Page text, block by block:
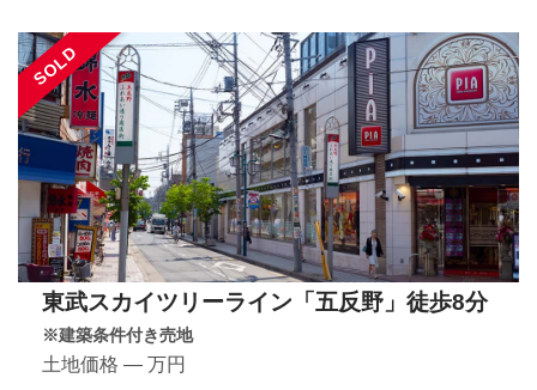
SOLD
東武スカイツリーライン「五反野」徒歩8分
※建築条件付き売地
土地価格 ― 万円